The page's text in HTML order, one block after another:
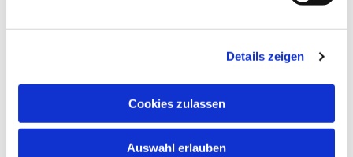
Details zeigen
Cookies zulassen
Auswahl erlauben
Adresse
Kirchengemeinde Pfarrei
Hl. Theresa von Avila Berlin
Leitender Pfarrer - Norbert
Kont
Telefon
+49 30
924 64 28
Fax +49
Links
Datensch
utz